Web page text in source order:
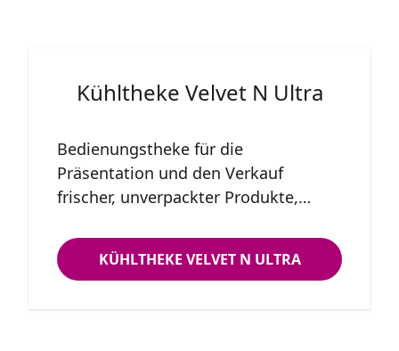
Kühltheke Velvet N Ultra
Bedienungstheke für die
Präsentation und den Verkauf
frischer, unverpackter Produkte,
Geflügel. Geeignet für mittlere und
große Verkaufsflächen, aber auch für
Fleisch und Geflügel bewahren ihre
KÜHLTHEKE VELVET N ULTRA